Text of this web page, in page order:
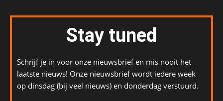
Stay tuned
Schrijf je in voor onze nieuwsbrief en mis nooit het
laatste nieuws! Onze nieuwsbrief wordt iedere week
op dinsdag (bij veel nieuws) en donderdag verstuurd.